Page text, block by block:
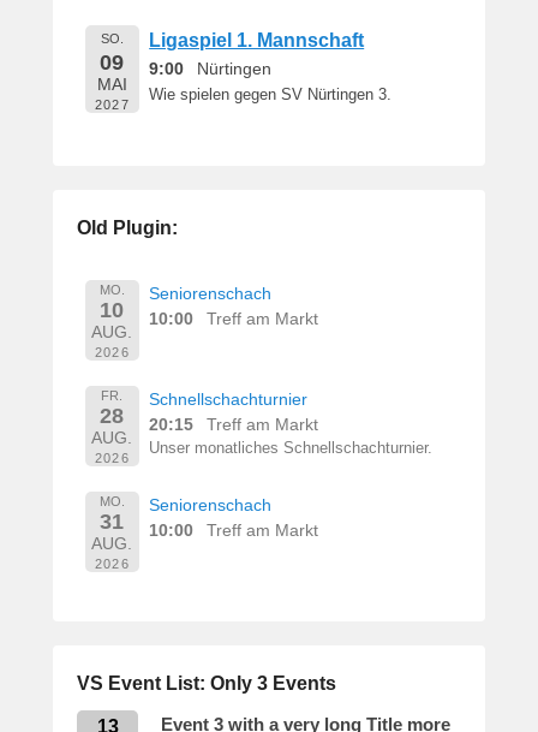
SO.
09
MAI
2027
Ligaspiel 1. Mannschaft
9:00 Nürtingen
Wie spielen gegen SV Nürtingen 3.
Old Plugin:
MO.
10
AUG.
2026
Seniorenschach
10:00
Treff am Markt
FR.
28
AUG.
2026
Schnellschachturnier
20:15
Treff am Markt
Unser monatliches Schnellschachturnier.
MO.
31
AUG.
2026
Seniorenschach
10:00
Treff am Markt
VS Event List: Only 3 Events
13
Event 3 with a very long Title more